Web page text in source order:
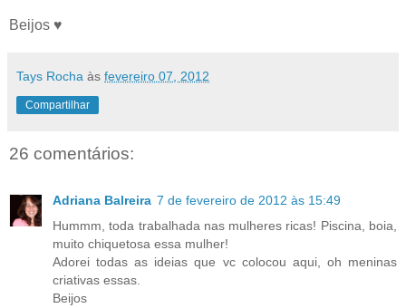
Beijos ♥
Tays Rocha às fevereiro 07, 2012
Compartilhar
26 comentários:
Adriana Balreira 7 de fevereiro de 2012 às 15:49
Hummm, toda trabalhada nas mulheres ricas! Piscina, boia,
muito chiquetosa essa mulher!
Adorei todas as ideias que vc colocou aqui, oh meninas
criativas essas.
Beijos